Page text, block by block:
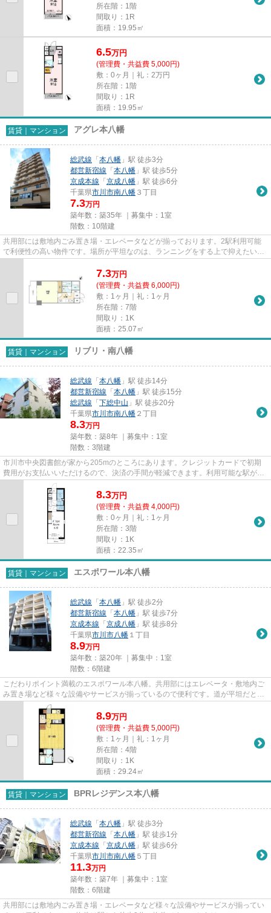
所在階：1階
間取り：1R
面積：19.95㎡
6.5万円
(管理費・共益費 5,000円)
敷：0ヶ月｜礼：2万円
所在階：1階
間取り：1R
面積：19.95㎡
賃貸｜マンション アグレ本八幡
総武線 「 本八幡 」駅 徒歩3分
都営新宿線 「 本八幡 」駅 徒歩5分
京成本線 「 京成八幡 」駅 徒歩6分
千葉県市川市南八幡 ３丁目
7.3万円
築年数：築35年 ｜募集中： 1室
階数：10階建
共用部には敷地内ごみ置き場・エレベータなどが揃っております。2駅利用可能
で利便性の高い物件です。場所が平坦なのは、ランニングをする上で抑えたいポ
7.3万円
(管理費・共益費 6,000円)
敷：1ヶ月｜礼：1ヶ月
所在階：7階
間取り：1K
面積：25.07㎡
賃貸｜マンション リブリ・南八幡
総武線 「 本八幡 」駅 徒歩14分
都営新宿線 「 本八幡 」駅 徒歩15分
総武線 「 下総中山 」駅 徒歩20分
千葉県市川市南八幡 ２丁目
8.3万円
築年数：築8年 ｜募集中： 1室
階数：3階建
市川市中央図書館が家から205mのところにあります。クレジットカードで初期
費用がお支払いいただけるので、決済の手間が軽減できます。利用可能な駅が2
駅あり、利便性の高い物件です。...
8.3万円
(管理費・共益費 4,000円)
敷：0ヶ月｜礼：1ヶ月
所在階：3階
間取り：1K
面積：22.35㎡
賃貸｜マンション エスポワール本八幡
総武線 「 本八幡 」駅 徒歩2分
都営新宿線 「 本八幡 」駅 徒歩7分
京成本線 「 京成八幡 」駅 徒歩8分
千葉県市川市八幡 １丁目
8.9万円
築年数：築20年 ｜募集中： 1室
階数：6階建
こだわりポイント満載のエスポワール本八幡。共用部にはエレベータ・敷地内ご
み置き場など様々な設備やサービスが揃っているので便利です。道が平坦だと買
い物も快適にできますね。徒...
8.9万円
(管理費・共益費 5,000円)
敷：1ヶ月｜礼：1ヶ月
所在階：4階
間取り：1K
面積：29.24㎡
賃貸｜マンション BPRレジデンス本八幡
総武線 「 本八幡 」駅 徒歩3分
都営新宿線 「 本八幡 」駅 徒歩1分
京成本線 「 京成八幡 」駅 徒歩6分
千葉県市川市南八幡 ５丁目
11.3万円
築年数：築7年 ｜募集中： 1室
階数：6階建
共用部には敷地内ごみ置き場・エレベータなど様々な設備やサービスが揃ってい